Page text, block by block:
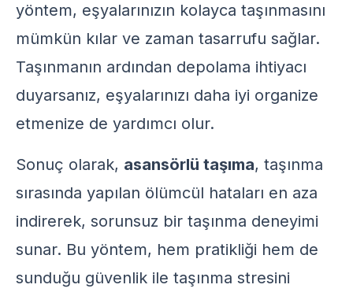
yöntem, eşyalarınızın kolayca taşınmasını
mümkün kılar ve zaman tasarrufu sağlar.
Taşınmanın ardından depolama ihtiyacı
duyarsanız, eşyalarınızı daha iyi organize
etmenize de yardımcı olur.
Sonuç olarak, asansörlü taşıma, taşınma
sırasında yapılan ölümcül hataları en aza
indirerek, sorunsuz bir taşınma deneyimi
sunar. Bu yöntem, hem pratikliği hem de
sunduğu güvenlik ile taşınma stresini